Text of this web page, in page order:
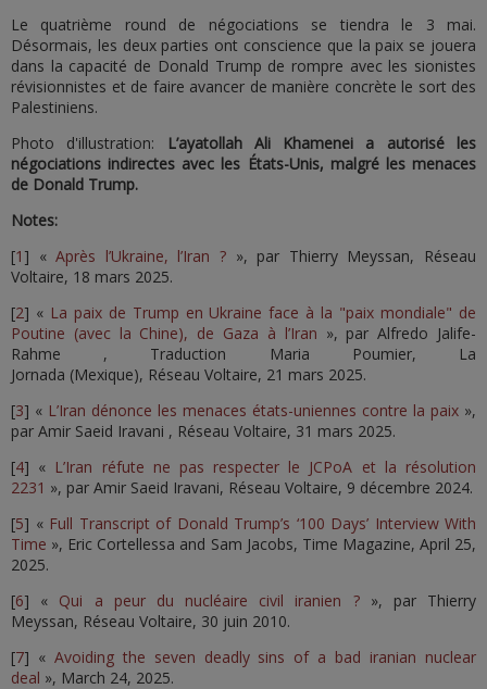
Le quatrième round de négociations se tiendra le 3 mai.
Désormais, les deux parties ont conscience que la paix se jouera
dans la capacité de Donald Trump de rompre avec les sionistes
révisionnistes et de faire avancer de manière concrète le sort des
Palestiniens.
Photo d'illustration:
L’ayatollah Ali Khamenei a autorisé les
négociations indirectes avec les États-Unis, malgré les menaces
de Donald Trump.
Notes:
[1 ] «Après l’Ukraine, l’Iran ? », par Thierry Meyssan, Réseau
Voltaire, 18 mars 2025.
[2] « La paix de Trump en Ukraine face à la "paix mondiale" de
Poutine (avec la Chine), de Gaza à l’Iran », par Alfredo Jalife-
Rahme , Traduction Maria Poumier, La
Jornada (Mexique), Réseau Voltaire, 21 mars 2025.
[3] « L’Iran dénonce les menaces états-uniennes contre la paix »,
par Amir Saeid Iravani , Réseau Voltaire, 31 mars 2025.
[4] « L’Iran réfute ne pas respecter le JCPoA et la résolution
2231 », par Amir Saeid Iravani, Réseau Voltaire, 9 décembre 2024.
[5] « Full Transcript of Donald Trump’s ‘100 Days’ Interview With
Time », Eric Cortellessa and Sam Jacobs, Time Magazine, April 25,
2025.
[6] « Qui a peur du nucléaire civil iranien ?», par Thierry
Meyssan, Réseau Voltaire, 30 juin 2010.
[7] « Avoiding the seven deadly sins of a bad iranian nuclear
deal », March 24, 2025.